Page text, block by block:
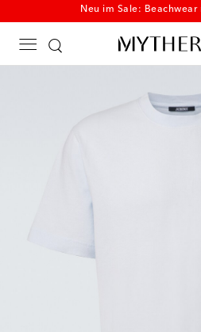
Neu im Sale: Beachwear